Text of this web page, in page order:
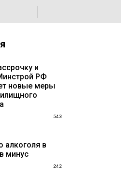
и
РФ
новые меры
543
алкоголя в
минус
242